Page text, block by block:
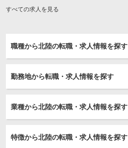
すべての求人を見る
職種から北陸の転職・求人情報を探す
勤務地から転職・求人情報を探す
業種から北陸の転職・求人情報を探す
特徴から北陸の転職・求人情報を探す